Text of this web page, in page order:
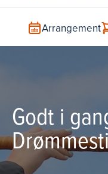
Arrangement
Godt i